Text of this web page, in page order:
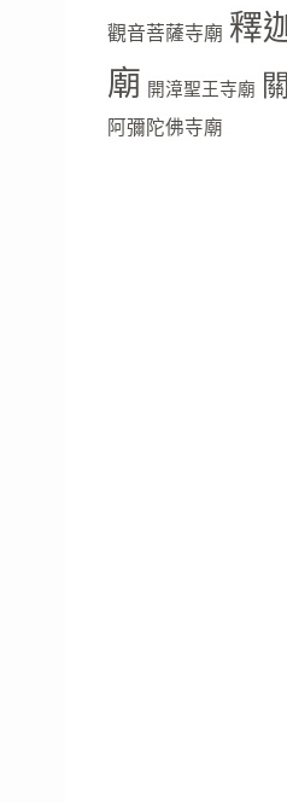
觀音菩薩寺廟 釋
廟 開漳聖王寺廟
阿彌陀佛寺廟